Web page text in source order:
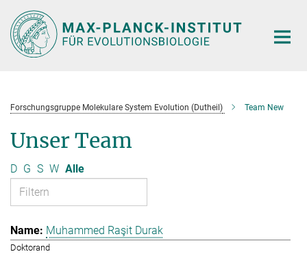
Hauptinhalt
Forschungsgruppe Molekulare System Evolution (Dutheil) Team New
Unser Team
D G S W Alle
Muhammed Raşit Durak
Doktorand